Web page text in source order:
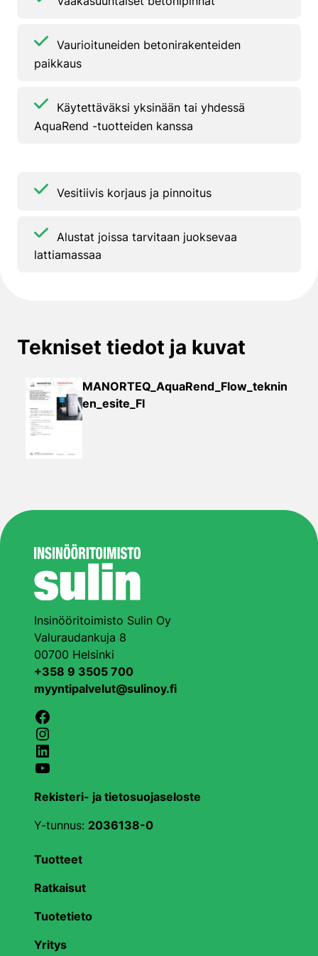
Vaurioituneiden betonirakenteiden
paikkaus
Käytettäväksi yksinään tai yhdessä
AquaRend -tuotteiden kanssa
Vesitiivis korjaus ja pinnoitus
Alustat joissa tarvitaan juoksevaa
lattiamassaa
Tekniset tiedot ja kuvat
MANORTEQ_AquaRend_Flow_teknin
en_esite_FI
Insinööritoimisto Sulin Oy
Valuraudankuja 8
00700 Helsinki
+358 9 3505 700
myyntipalvelut@sulinoy.fi
Facebook
Instagram
LinkedIn
YouTube
Rekisteri- ja tietosuojaseloste
Y-tunnus: 2036138-0
Tuotteet
Ratkaisut
Tuotetieto
Yritys